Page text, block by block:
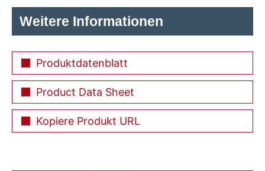
Weitere Informationen
Produktdatenblatt
Product Data Sheet
Kopiere Produkt URL